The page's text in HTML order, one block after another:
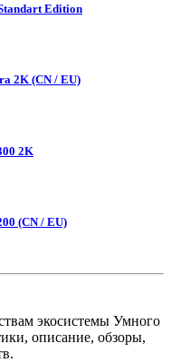
Edition
2K (CN / EU)
2K
(CN / EU)
экосистемы Умного
описание, обзоры,